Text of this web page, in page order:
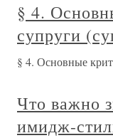
§ 4.
супруги
§ 4. Основные
Что важно
имидж-